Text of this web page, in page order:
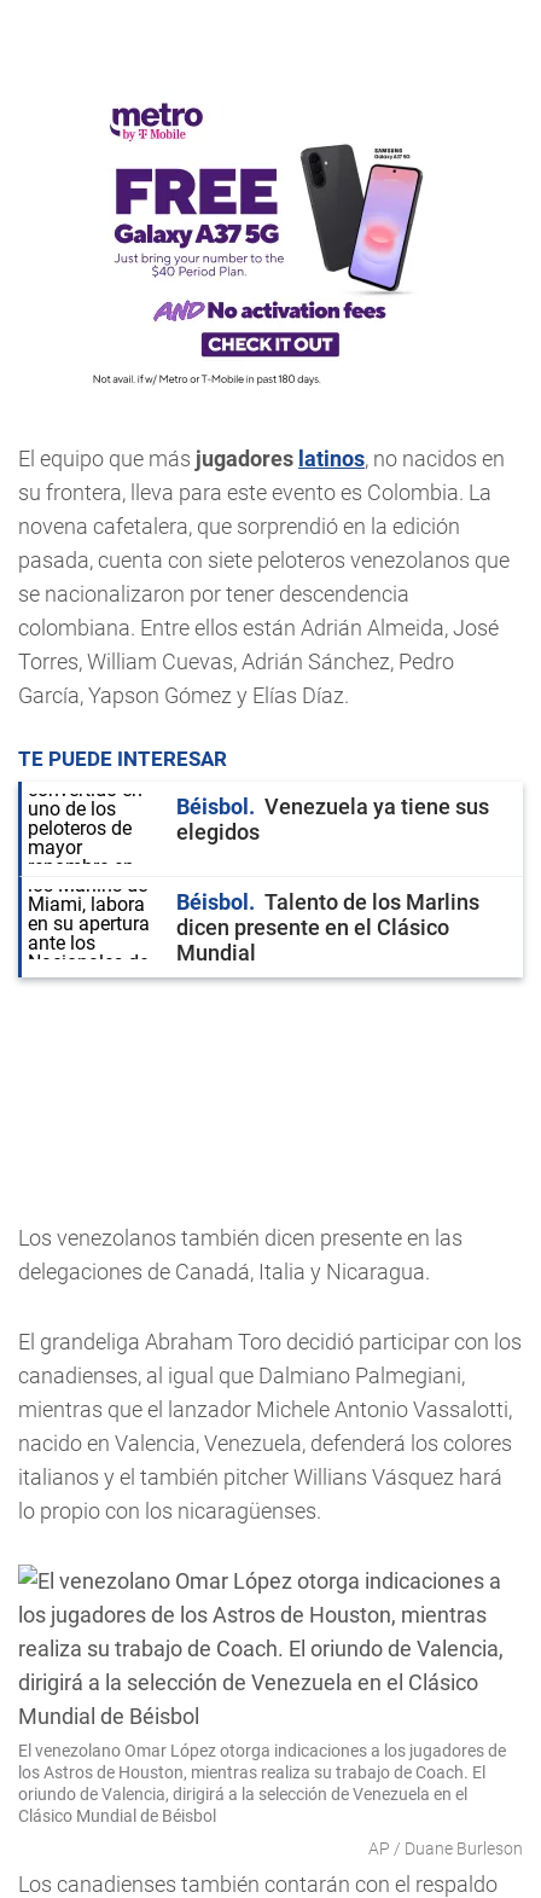
El equipo que más jugadores latinos, no nacidos en
su frontera, lleva para este evento es Colombia. La
novena cafetalera, que sorprendió en la edición
pasada, cuenta con siete peloteros venezolanos que
se nacionalizaron por tener descendencia
colombiana. Entre ellos están Adrián Almeida, José
Torres, William Cuevas, Adrián Sánchez, Pedro
García, Yapson Gómez y Elías Díaz.
TE PUEDE INTERESAR
Béisbol
Venezuela ya tiene sus
elegidos
Béisbol
Talento de los Marlins
dicen presente en el Clásico
Mundial
Los venezolanos también dicen presente en las
delegaciones de Canadá, Italia y Nicaragua.
El grandeliga Abraham Toro decidió participar con los
canadienses, al igual que Dalmiano Palmegiani,
mientras que el lanzador Michele Antonio Vassalotti,
nacido en Valencia, Venezuela, defenderá los colores
italianos y el también pitcher Willians Vásquez hará
lo propio con los nicaragüenses.
El venezolano Omar López otorga indicaciones a los jugadores de
los Astros de Houston, mientras realiza su trabajo de Coach. El
oriundo de Valencia, dirigirá a la selección de Venezuela en el
Clásico Mundial de Béisbol
AP / Duane Burleson
Los canadienses también contarán con el respaldo